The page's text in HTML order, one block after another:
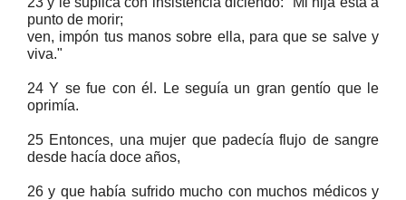
punto de morir;
ven, impón tus manos sobre ella, para que se salve y
viva."
24 Y se fue con él. Le seguía un gran gentío que le
oprimía.
25 Entonces, una mujer que padecía flujo de sangre
desde hacía doce años,
26 y que había sufrido mucho con muchos médicos y